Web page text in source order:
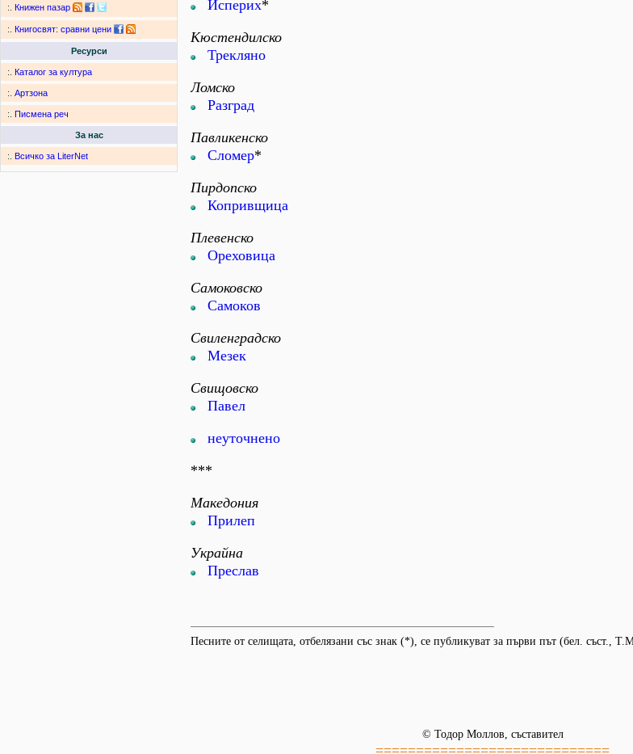
:. Книжен пазар
:. Книгосвят: сравни цени
Ресурси
:. Каталог за култура
:. Артзона
:. Писмена реч
За нас
:. Всичко за LiterNet
Исперих*
Кюстендилско
Трекляно
Ломско
Разград
Павликенско
Сломер*
Пирдопско
Копривщица
Плевенско
Ореховица
Самоковско
Самоков
Свиленградско
Мезек
Свищовско
Павел
неуточнено
***
Македония
Прилеп
Украйна
Преслав
Песните от селищата, отбелязани със знак (*), се публикуват за първи път (бел. съст.,
© Тодор Моллов, съставител
=============================